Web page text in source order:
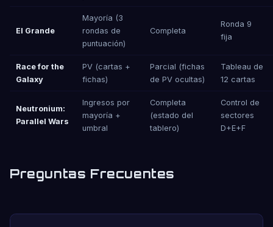
El Grande
Mayoría (3
rondas de
puntuación)
Completa
Ronda 9
fija
Race for the
Galaxy
PV (cartas +
fichas)
Parcial (fichas
de PV ocultas)
Tableau de
12 cartas
Neutronium:
Parallel Wars
Ingresos por
mayoría +
umbral
Completa
(estado del
tablero)
Control de
sectores
D+E+F
Preguntas Frecuentes